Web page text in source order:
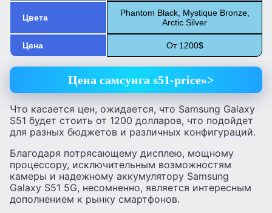
Цвета
Phantom Black, Mystique Bronze,
Arctic Silver
Цена От 1200$
Цена самсунга s51-price»>
Что касается цен, ожидается, что Samsung Galaxy
S51 будет стоить от 1200 долларов, что подойдет
для разных бюджетов и различных конфигураций.
Благодаря потрясающему дисплею, мощному
процессору, исключительным возможностям
камеры и надежному аккумулятору Samsung
Galaxy S51 5G, несомненно, является интересным
дополнением к рынку смартфонов.